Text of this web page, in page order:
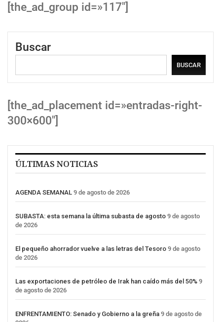
[the_ad_group id=»117″]
Buscar
BUSCAR
[the_ad_placement id=»entradas-right-
300×600″]
ÚLTIMAS NOTICIAS
AGENDA SEMANAL 9 de agosto de 2026
SUBASTA: esta semana la última subasta de agosto 9 de agosto
de 2026
El pequeño ahorrador vuelve a las letras del Tesoro 9 de agosto
de 2026
Las exportaciones de petróleo de Irak han caído más del 50% 9
de agosto de 2026
ENFRENTAMIENTO: Senado y Gobierno a la greña 9 de agosto de